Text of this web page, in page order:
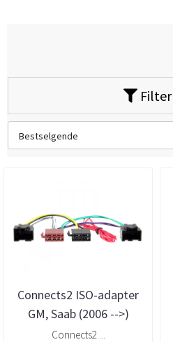
Filter
Bestselgende
Connects2 ISO-adapter
GM, Saab (2006 -->)
Connects2 ...